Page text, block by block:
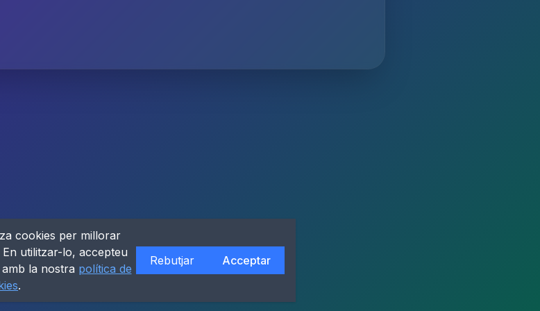
cookies per millorar
utilitzar-lo, accepteu
la nostra política de
.
Rebutjar Acceptar